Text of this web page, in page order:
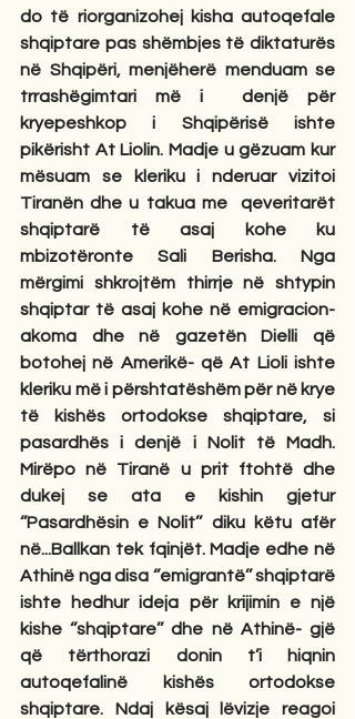
do të riorganizohej kisha autoqefale
shqiptare pas shëmbjes të diktaturës
në Shqipëri, menjëherë menduam se
trrashëgimtari më i  denjë për
kryepeshkop i Shqipërisë ishte
pikërisht At Liolin. Madje u gëzuam kur
mësuam se kleriku i nderuar vizitoi
Tiranën dhe u takua me  qeveritarët
shqiptarë të asaj kohe ku
mbizotëronte Sali Berisha. Nga
mërgimi shkrojtëm thirrje në shtypin
shqiptar të asaj kohe në emigracion-
akoma dhe në gazetën Dielli që
botohej në Amerikë- që At Lioli ishte
kleriku më i përshtatëshëm për në krye
të kishës ortodokse shqiptare, si
pasardhës i denjë i Nolit të Madh.
Mirëpo në Tiranë u prit ftohtë dhe
dukej se ata e kishin gjetur
‘’Pasardhësin e Nolit’’ diku këtu afër
në...Ballkan tek fqinjët. Madje edhe në
Athinë nga disa ‘’emigrantë’’ shqiptarë
ishte hedhur ideja për krijimin e një
kishe ‘’shqiptare’’ dhe në Athinë- gjë
që tërthorazi donin t’i hiqnin
autoqefalinë kishës ortodokse
shqiptare. Ndaj kësaj lëvizje reagoi